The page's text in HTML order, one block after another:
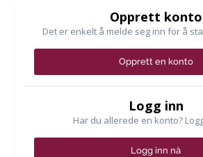
Opprett konto
Det er enkelt å melde seg inn for å
Opprett en konto
Logg inn
Har du allerede en konto?
Logg inn nå